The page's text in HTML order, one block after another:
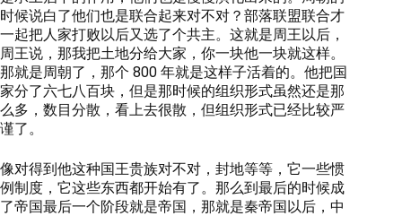
时候说白了他们也是联合起来对不对？部落联盟联合才
一起把人家打败以后又选了个共主。这就是周王以后，
周王说，那我把土地分给大家，你一块他一块就这样。
那就是周朝了，那个 800 年就是这样子活着的。他把国
家分了六七八百块，但是那时候的组织形式虽然还是那
么多，数目分散，看上去很散，但组织形式已经比较严
谨了。
像对得到他这种国王贵族对不对，封地等等，它一些惯
例制度，它这些东西都开始有了。那么到最后的时候成
了帝国最后一个阶段就是帝国，那就是秦帝国以后，中